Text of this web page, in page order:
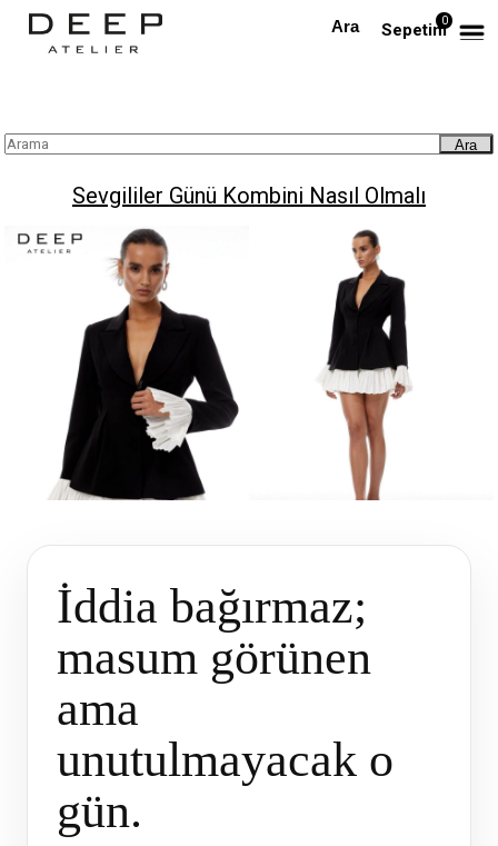
Sepetim0
Anasayfa Blog Sevgililer Günü Kombini Nasıl Olmalı
Ara
Sevgililer Günü Kombini Nasıl Olmalı
İddia bağırmaz;
masum görünen
ama
unutulmayacak o
gün.